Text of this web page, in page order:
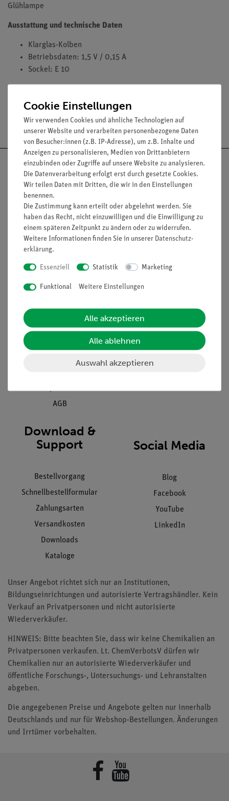
Glühlampe
Ausstattung und technische Daten
Klarglas-Kolben
Betriebsdaten: 1,5 V / 0,15 A
Sockel: E 10
Versandkostenfrei ab 300,- €
Informationen
Projekte und Lösungen
Presse
AGB
Service
Beratung & Showroom
Inventarisierungs- &
Einräumservice
Inbetriebnahme & Schulungen
Kundendienst
Download &
Support
Bestellvorgang
Schnellbestellformular
Zahlungsarten
Versandkosten
Downloads
Kataloge
Social Media
Blog
Facebook
YouTube
LinkedIn
Unser Angebot richtet sich nur an Institutionen,
Bildungseinrichtungen und autorisierte Vertragshändler. Kein
Verkauf an Privatpersonen und nicht autorisierte
Wiederverkäufer.
HINWEIS: Bitte beachten Sie, dass wir keine Chemikalien an
Privatpersonen verkaufen. Lt. ChemVerbotsV dürfen wir
Chemikalien nur an autorisierte Wiederverkäufer und
öffentliche Forschungs-, Untersuchungs- und Lehranstalten
abgeben.
Die angegebenen Preise und Angebote gelten nur innerhalb
Deutschlands und nur für Webshop-Bestellungen. Änderungen
und Irrtümer vorbehalten.
Cookie Einstellungen
Wir verwenden Cookies und ähnliche Technologien auf
unserer Website und verarbeiten personenbezogene Daten
von Besucher:innen (z.B. IP-Adresse), um z.B. Inhalte und
Anzeigen zu personalisieren, Medien von Drittanbietern
einzubinden oder Zugriffe auf unsere Website zu analysieren.
Die Datenverarbeitung erfolgt erst durch gesetzte Cookies.
Wir teilen Daten mit Dritten, die wir in den Einstellungen
benennen.
Die Zustimmung kann erteilt oder abgelehnt werden. Sie
haben das Recht, nicht einzuwilligen und die Einwilligung zu
einem späteren Zeitpunkt zu ändern oder zu widerrufen.
Weitere Informationen finden Sie in unserer Daten­schutz­
erklärung.
Essenziell Statistik Marketing
Funktional Weitere Einstellungen
Alle akzeptieren
Alle ablehnen
Auswahl akzeptieren